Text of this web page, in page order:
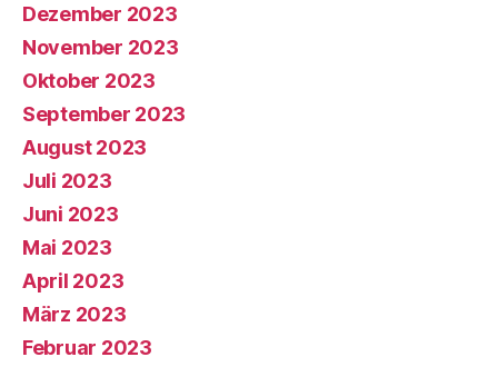
Dezember 2023
November 2023
Oktober 2023
September 2023
August 2023
Juli 2023
Juni 2023
Mai 2023
April 2023
März 2023
Februar 2023